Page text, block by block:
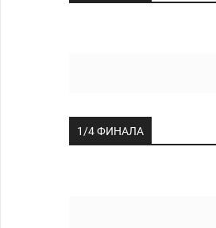
1/4 ФИНАЛА